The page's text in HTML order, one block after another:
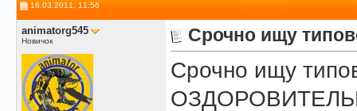
16.03.2011, 11:56
animatorg545
Новичок Срочно ищу
Срочно ищу